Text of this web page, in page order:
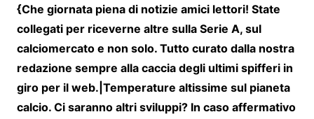
{Che giornata piena di notizie amici lettori! State
collegati per riceverne altre sulla Serie A, sul
calciomercato e non solo. Tutto curato dalla nostra
redazione sempre alla caccia degli ultimi spifferi in
giro per il web.|Temperature altissime sul pianeta
calcio. Ci saranno altri sviluppi? In caso affermativo